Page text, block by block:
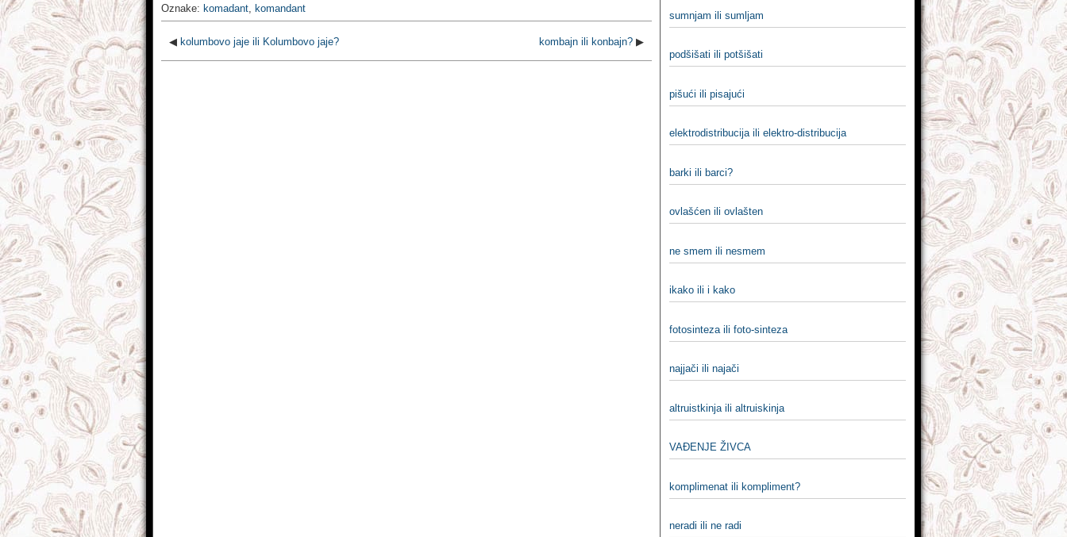
Oznake: komadant, komandant
◀ kolumbovo jaje ili Kolumbovo jaje? kombajn ili konbajn? ▶
sumnjam ili sumljam
podšišati ili potšišati
pišući ili pisajući
elektrodistribucija ili elektro-distribucija
barki ili barci?
ovlašćen ili ovlašten
ne smem ili nesmem
ikako ili i kako
fotosinteza ili foto-sinteza
najjači ili najači
altruistkinja ili altruiskinja
VAĐENJE ŽIVCA
komplimenat ili kompliment?
neradi ili ne radi